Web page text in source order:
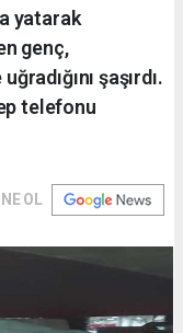
yatarak
genç,
şaşırdı.
telefonu
OL